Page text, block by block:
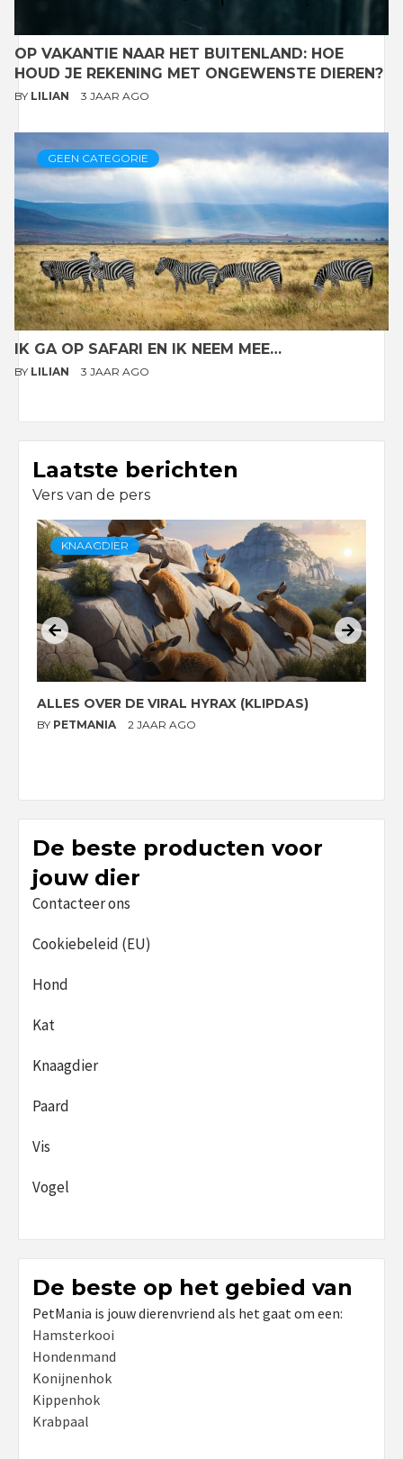
OP VAKANTIE NAAR HET BUITENLAND: HOE
HOUD JE REKENING MET ONGEWENSTE DIEREN?
BY LILIAN 3 JAAR AGO
GEEN CATEGORIE
IK GA OP SAFARI EN IK NEEM MEE…
BY LILIAN 3 JAAR AGO
Laatste berichten
Vers van de pers
KNAAGDIER
ALLES OVER DE VIRAL HYRAX (KLIPDAS)
BY PETMANIA 2 JAAR AGO
De beste producten voor
jouw dier
Contacteer ons
Cookiebeleid (EU)
Hond
Kat
Knaagdier
Paard
Vis
Vogel
De beste op het gebied van
PetMania is jouw dierenvriend als het gaat om een:
Hamsterkooi
Hondenmand
Konijnenhok
Kippenhok
Krabpaal